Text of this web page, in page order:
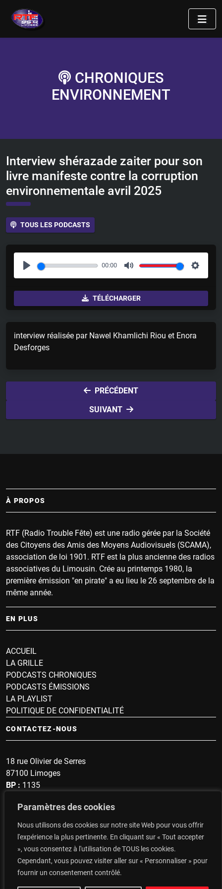
Paramètres des cookies
Nous utilisons des cookies sur notre site Web pour vous offrir
l'expérience la plus pertinente. En cliquant sur « Tout accepter
», vous consentez à l'utilisation de TOUS les cookies.
Cependant, vous pouvez visiter aller sur « Personnaliser » pour
fournir un consentement contrôlé.
CHRONIQUES
ENVIRONNEMENT
Interview shérazade zaiter pour son
livre manifeste contre la corruption
environnementale avril 2025
TOUS LES PODCASTS
P
l
00:00
M
u
t
S
e
TÉLÉCHARGER
interview réalisée par Nawel Khamlichi Riou et Enora
Desforges
PRÉCÉDENT
SUIVANT
À PROPOS
RTF (Radio Trouble Fête) est une radio gérée par la Société
des Citoyens des Amis des Moyens Audiovisuels (SCAMA),
association de loi 1901. RTF est la plus ancienne des radios
associatives du Limousin. Crée au printemps 1980, la
première émission "en pirate" a eu lieu le 26 septembre de la
même année.
EN PLUS
ACCUEIL
LA GRILLE
PODCASTS CHRONIQUES
PODCASTS ÉMISSIONS
LA PLAYLIST
POLITIQUE DE CONFIDENTIALITÉ
CONTACTEZ-NOUS
18 rue Olivier de Serres
87100 Limoges
BP : 1135
secrétariat : 05 19 57 60 96
Top du Portugal : 06 14 48 93 47
CONTACTEZ-NOUS